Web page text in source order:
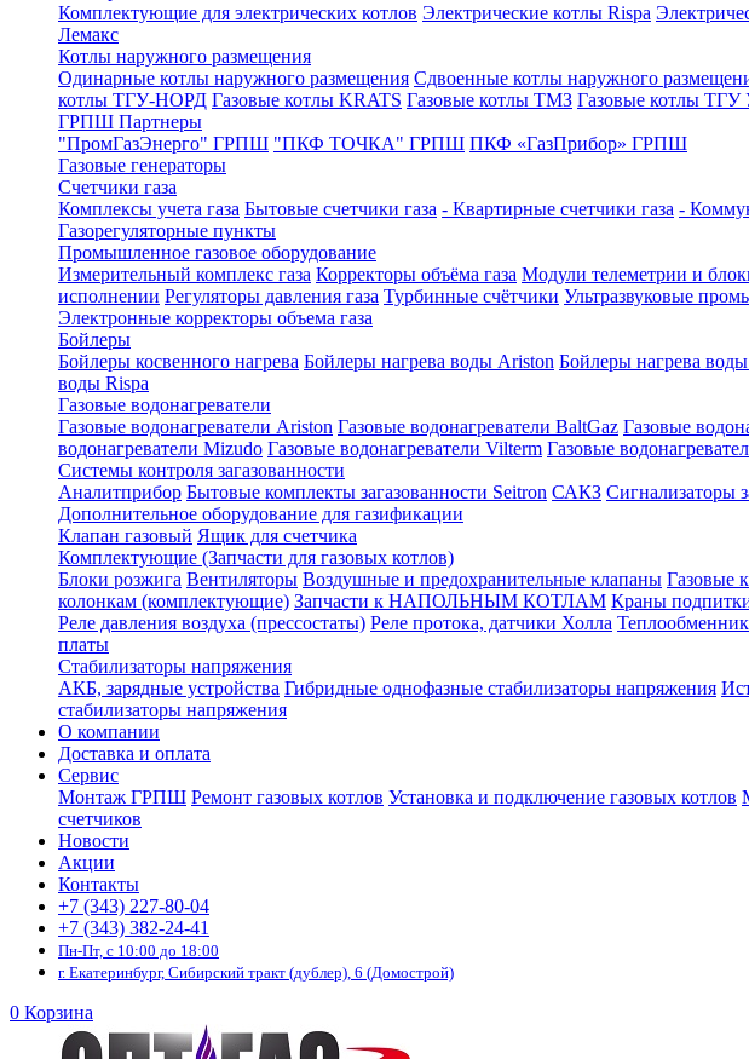
Комплектующие для электрических котлов Электрические котлы Rispa
Лемакс
Котлы наружного размещения
Одинарные котлы наружного размещения Сдвоенные котлы наружного
котлы ТГУ-НОРД Газовые котлы KRATS Газовые котлы ТМЗ Газовые котлы ТГУ
ГРПШ Партнеры
"ПромГазЭнерго" ГРПШ "ПКФ ТОЧКА" ГРПШ ПКФ «ГазПрибор» ГРПШ
Газовые генераторы
Счетчики газа
Комплексы учета газа Бытовые счетчики газа - Квартирные счетчики газа -
Газорегуляторные пункты
Промышленное газовое оборудование
Измерительный комплекс газа Корректоры объёма газа Модули телеметрии и
исполнении Регуляторы давления газа Турбинные счётчики Ультразвуковые
Электронные корректоры объема газа
Бойлеры
Бойлеры косвенного нагрева Бойлеры нагрева воды Ariston Бойлеры нагрева
воды Rispa
Газовые водонагреватели
Газовые водонагреватели Ariston Газовые водонагреватели BaltGaz Газовые
водонагреватели Mizudo Газовые водонагреватели Vilterm Газовые
Системы контроля загазованности
Аналитприбор Бытовые комплекты загазованности Seitron САКЗ Сигнализаторы
Дополнительное оборудование для газификации
Клапан газовый Ящик для счетчика
Комплектующие (Запчасти для газовых котлов)
Блоки розжига Вентиляторы Воздушные и предохранительные клапаны Газовые
колонкам (комплектующие) Запчасти к НАПОЛЬНЫМ КОТЛАМ Краны
Реле давления воздуха (прессостаты) Реле протока, датчики Холла
платы
Стабилизаторы напряжения
АКБ, зарядные устройства Гибридные однофазные стабилизаторы напряжения
стабилизаторы напряжения
О компании
Доставка и оплата
Сервис
Монтаж ГРПШ Ремонт газовых котлов Установка и подключение газовых котлов
счетчиков
Новости
Акции
Контакты
+7 (343) 227-80-04
+7 (343) 382-24-41
Пн-Пт, с 10:00 до 18:00
г. Екатеринбург, Сибирский тракт (дублер), 6 (Домострой)
0 Корзина